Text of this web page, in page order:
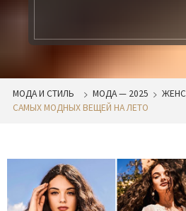
МОДА И СТИЛЬ МОДА — 2025
САМЫХ МОДНЫХ ВЕЩЕЙ НА ЛЕТО